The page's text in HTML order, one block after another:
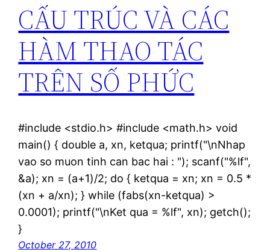
CẤU TRÚC VÀ CÁC
HÀM THAO TÁC
TRÊN SỐ PHỨC
#include <stdio.h> #include <math.h> void
main() { double a, xn, ketqua; printf("\nNhap
vao so muon tinh can bac hai : "); scanf("%lf",
&a); xn = (a+1)/2; do { ketqua = xn; xn = 0.5 *
(xn + a/xn); } while (fabs(xn-ketqua) >
0.0001); printf("\nKet qua = %lf", xn); getch();
}
October 27, 2010